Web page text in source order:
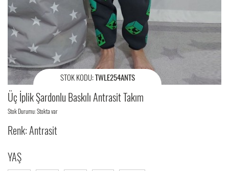
STOK KODU:TWLE254ANTS
Üç İplik Şardonlu Baskılı Antrasit Takım
Stok Durumu: Stokta var
Renk: Antrasit
YAŞ